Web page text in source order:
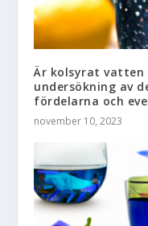
Är kolsyrat vatten
undersökning av
fördelarna och
november 10, 2023